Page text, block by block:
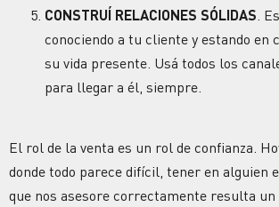
CONSTRUÍ RELACIONES SÓLIDAS .
conociendo a tu cliente y estando en
su vida presente. Usá todos los
para llegar a él, siempre.
El rol de la venta es un rol de confianza.
donde todo parece difícil, tener en alguien
que nos asesore correctamente resulta